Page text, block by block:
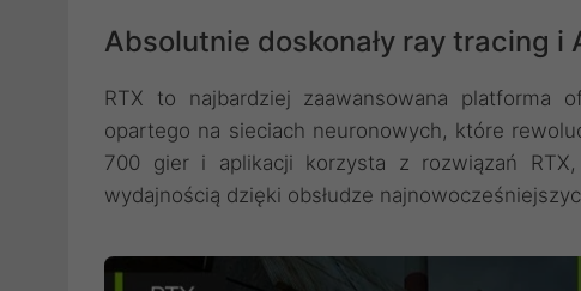
Absolutnie doskonały ray tracing i
RTX to najbardziej zaawansowana platforma
opartego na sieciach neuronowych, które
700 gier i aplikacji korzysta z rozwiązań
wydajnością dzięki obsłudze